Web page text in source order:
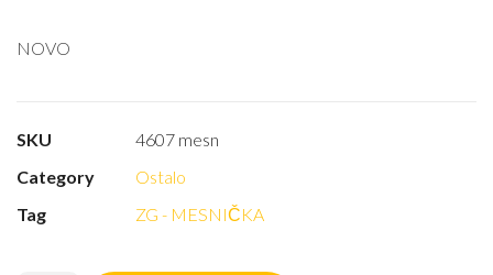
NOVO
SKU
4607 mesn
Category
Ostalo
Tag
ZG - MESNIČKA